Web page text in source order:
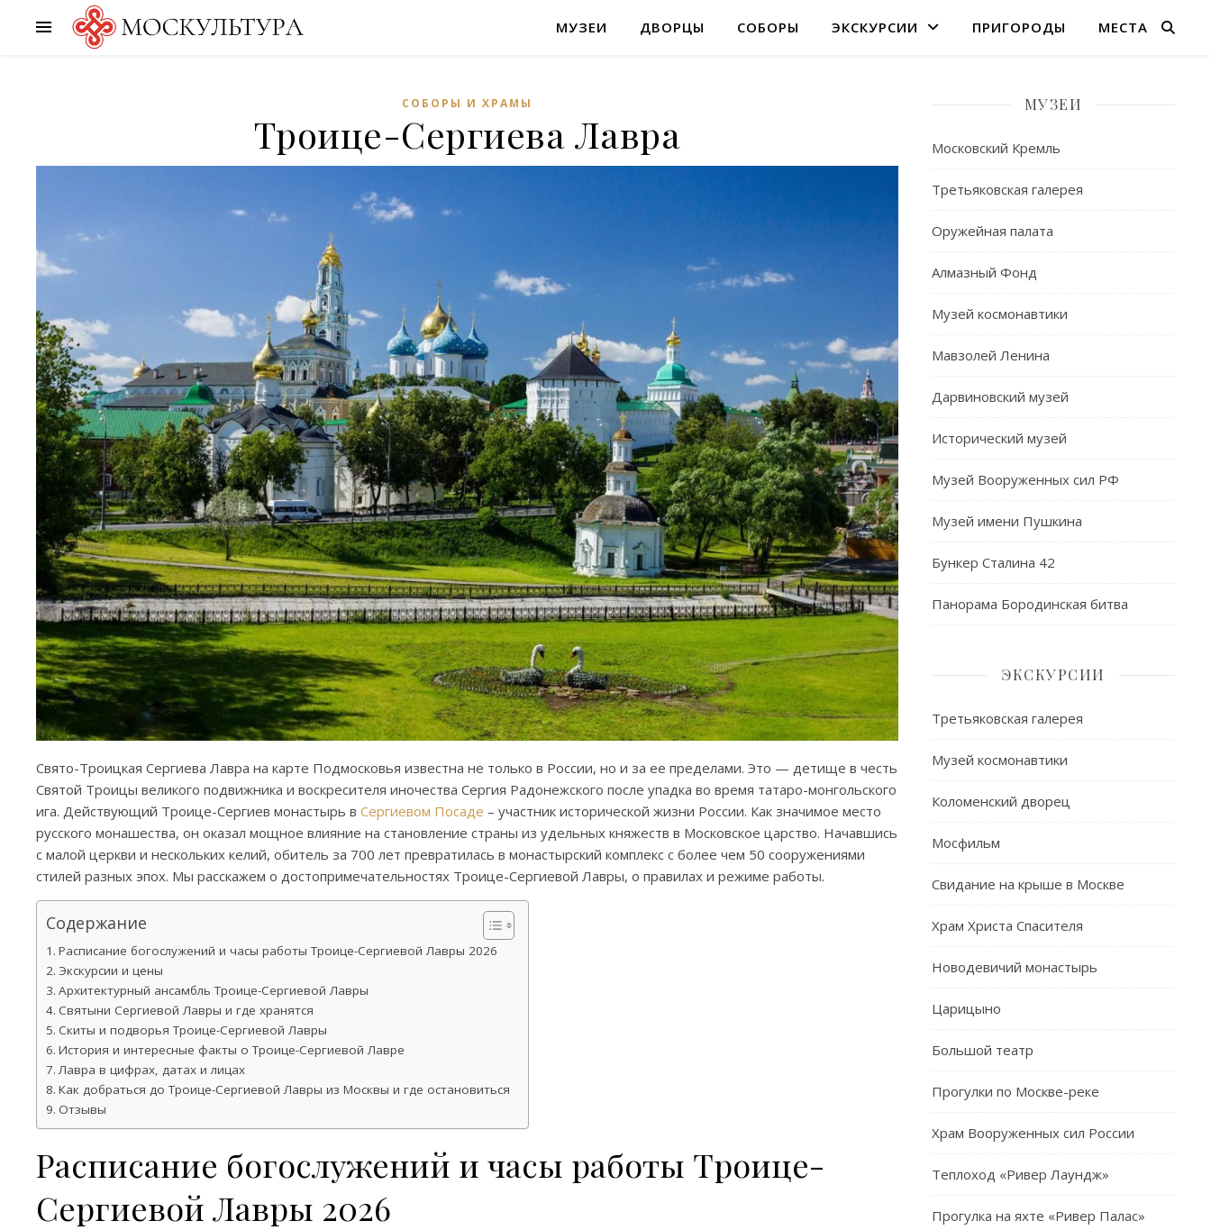
МУЗЕИ ДВОРЦЫ СОБОРЫ ЭКСКУРСИИ ПРИГОРОДЫ МЕСТА
СОБОРЫ И ХРАМЫ
Троице-Сергиева Лавра
Свято-Троицкая Сергиева Лавра на карте Подмосковья известна не только в России, но и за ее пределами. Это — детище в честь
Святой Троицы великого подвижника и воскресителя иночества Сергия Радонежского после упадка во время татаро-монгольского
ига. Действующий Троице-Сергиев монастырь в Сергиевом Посаде – участник исторической жизни России. Как значимое место
русского монашества, он оказал мощное влияние на становление страны из удельных княжеств в Московское царство. Начавшись
с малой церкви и нескольких келий, обитель за 700 лет превратилась в монастырский комплекс с более чем 50 сооружениями
стилей разных эпох. Мы расскажем о достопримечательностях Троице-Сергиевой Лавры, о правилах и режиме работы.
Содержание
Расписание богослужений и часы работы Троице-Сергиевой Лавры 2026
Экскурсии и цены
Архитектурный ансамбль Троице-Сергиевой Лавры
Святыни Сергиевой Лавры и где хранятся
Скиты и подворья Троице-Сергиевой Лавры
История и интересные факты о Троице-Сергиевой Лавре
Лавра в цифрах, датах и лицах
Как добраться до Троице-Сергиевой Лавры из Москвы и где остановиться
Отзывы
Расписание богослужений и часы работы Троице-
Сергиевой Лавры 2026
МУЗЕИ
Московский Кремль
Третьяковская галерея
Оружейная палата
Алмазный Фонд
Музей космонавтики
Мавзолей Ленина
Дарвиновский музей
Исторический музей
Музей Вооруженных сил РФ
Музей имени Пушкина
Бункер Сталина 42
Панорама Бородинская битва
ЭКСКУРСИИ
Третьяковская галерея
Музей космонавтики
Коломенский дворец
Мосфильм
Свидание на крыше в Москве
Храм Христа Спасителя
Новодевичий монастырь
Царицыно
Большой театр
Прогулки по Москве-реке
Храм Вооруженных сил России
Теплоход «Ривер Лаундж»
Прогулка на яхте «Ривер Палас»